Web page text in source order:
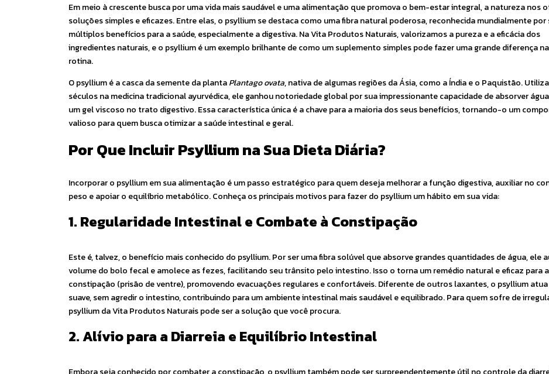
Em meio à crescente busca por uma vida mais saudável e uma alimentação que promova o bem-estar integral, a natureza nos
soluções simples e eficazes. Entre elas, o psyllium se destaca como uma fibra natural poderosa, reconhecida mundialmente por
múltiplos benefícios para a saúde, especialmente a digestiva. Na Vita Produtos Naturais, valorizamos a pureza e a eficácia dos
ingredientes naturais, e o psyllium é um exemplo brilhante de como um suplemento simples pode fazer uma grande diferença
rotina.
O psyllium é a casca da semente da plantaPlantago ovata, nativa de algumas regiões da Ásia, como a Índia e o Paquistão.
séculos na medicina tradicional ayurvédica, ele ganhou notoriedade global por sua impressionante capacidade de absorver
um gel viscoso no trato digestivo. Essa característica única é a chave para a maioria dos seus benefícios, tornando-o um
valioso para quem busca otimizar a saúde intestinal e geral.
Por Que Incluir Psyllium na Sua Dieta Diária?
Incorporar o psyllium em sua alimentação é um passo estratégico para quem deseja melhorar a função digestiva, auxiliar no
peso e apoiar o equilíbrio metabólico. Conheça os principais motivos para fazer do psyllium um hábito em sua vida:
1. Regularidade Intestinal e Combate à Constipação
Este é, talvez, o benefício mais conhecido do psyllium. Por ser uma fibra solúvel que absorve grandes quantidades de água, ele
volume do bolo fecal e amolece as fezes, facilitando seu trânsito pelo intestino. Isso o torna um remédio natural e eficaz para
constipação (prisão de ventre), promovendo evacuações regulares e confortáveis. Diferente de outros laxantes, o psyllium
suave, sem agredir o intestino, contribuindo para um ambiente intestinal mais saudável e equilibrado. Para quem sofre de
psyllium da Vita Produtos Naturais pode ser a solução que você procura.
2. Alívio para a Diarreia e Equilíbrio Intestinal